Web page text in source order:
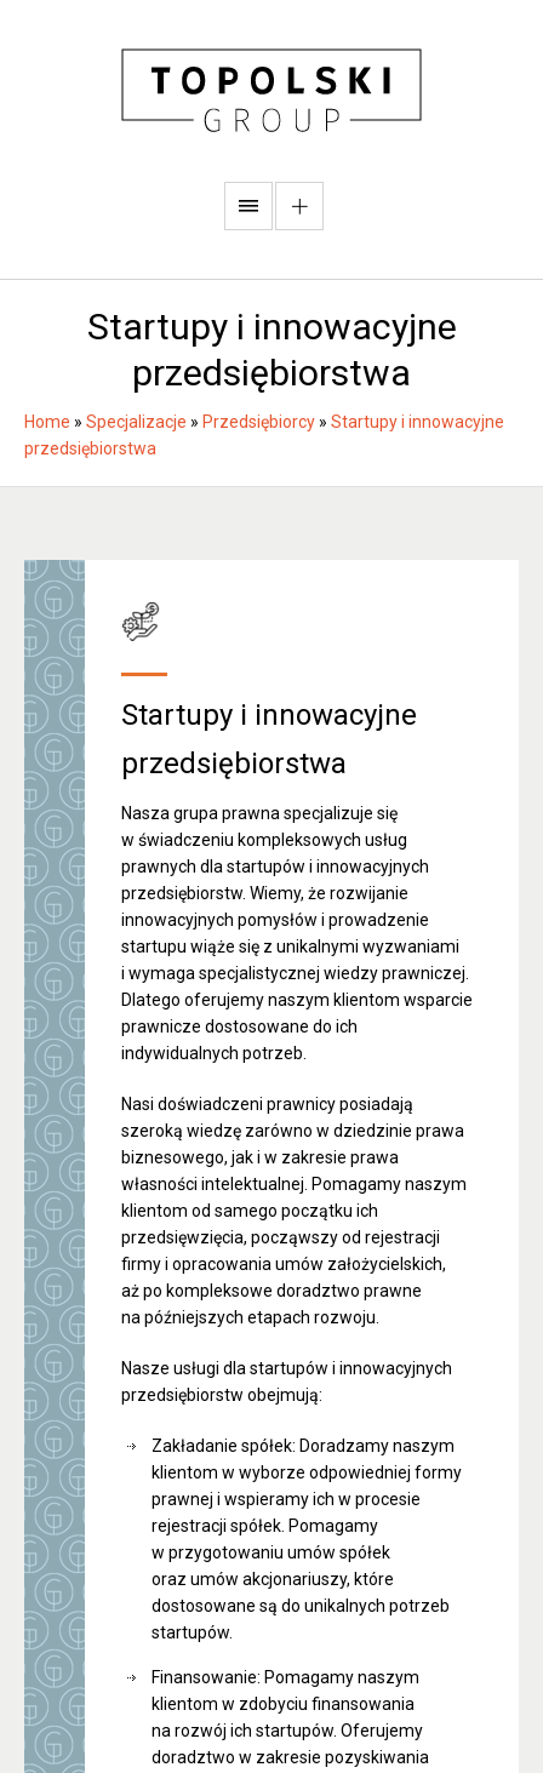
Startupy i innowacyjne
przedsiębiorstwa
Home » Specjalizacje » Przedsiębiorcy » Startupy i innowacyjne
przedsiębiorstwa
Startupy i innowacyjne
przedsiębiorstwa
Nasza grupa prawna specjalizuje się
w świadczeniu kompleksowych usług
prawnych dla startupów i innowacyjnych
przedsiębiorstw. Wiemy, że rozwijanie
innowacyjnych pomysłów i prowadzenie
startupu wiąże się z unikalnymi wyzwaniami
i wymaga specjalistycznej wiedzy prawniczej.
Dlatego oferujemy naszym klientom wsparcie
prawnicze dostosowane do ich
indywidualnych potrzeb.
Nasi doświadczeni prawnicy posiadają
szeroką wiedzę zarówno w dziedzinie prawa
biznesowego, jak i w zakresie prawa
własności intelektualnej. Pomagamy naszym
klientom od samego początku ich
przedsięwzięcia, począwszy od rejestracji
firmy i opracowania umów założycielskich,
aż po kompleksowe doradztwo prawne
na późniejszych etapach rozwoju.
Nasze usługi dla startupów i innowacyjnych
przedsiębiorstw obejmują:
Zakładanie spółek: Doradzamy naszym
klientom w wyborze odpowiedniej formy
prawnej i wspieramy ich w procesie
rejestracji spółek. Pomagamy
w przygotowaniu umów spółek
oraz umów akcjonariuszy, które
dostosowane są do unikalnych potrzeb
startupów.
Finansowanie: Pomagamy naszym
klientom w zdobyciu finansowania
na rozwój ich startupów. Oferujemy
doradztwo w zakresie pozyskiwania